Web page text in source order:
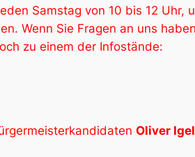
Samstag von 10 bis 12 Uhr,
Wenn Sie Fragen an uns
zu einem der Infostände:
Oliver Igel